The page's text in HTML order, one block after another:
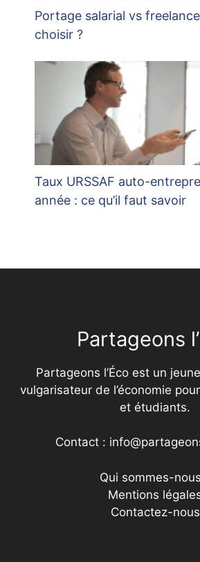
Portage salarial vs
choisir ?
Taux URSSAF auto-
année : ce qu’il faut savoir
Partageons
Partageons l’Éco est un
vulgarisateur de l’économie
et étudiants.
Contact :
Qui sommes-
Mentions
Contactez-nous